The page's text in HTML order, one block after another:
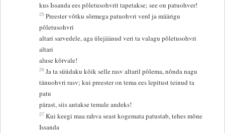
kus Issanda ees põletusohvrit tapetakse; see on patuohver!
25 Preester võtku sõrmega patuohvri verd ja määrigu
põletusohvri
altari sarvedele, aga ülejäänud veri ta valagu põletusohvri
altari
aluse kõrvale!
26 Ja ta süüdaku kõik selle rasv altaril põlema, nõnda nagu
tänuohvri rasv; kui preester on tema ees lepitust teinud ta
patu
pärast, siis antakse temale andeks!
27 Kui keegi maa rahva seast kogemata patustab, tehes mõne
Issanda